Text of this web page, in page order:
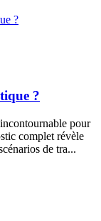
?
pour
complet révèle
de tra...